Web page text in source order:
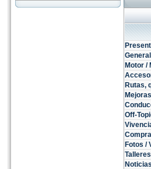
General
Motor
Rutas,
Off-
Fotos /